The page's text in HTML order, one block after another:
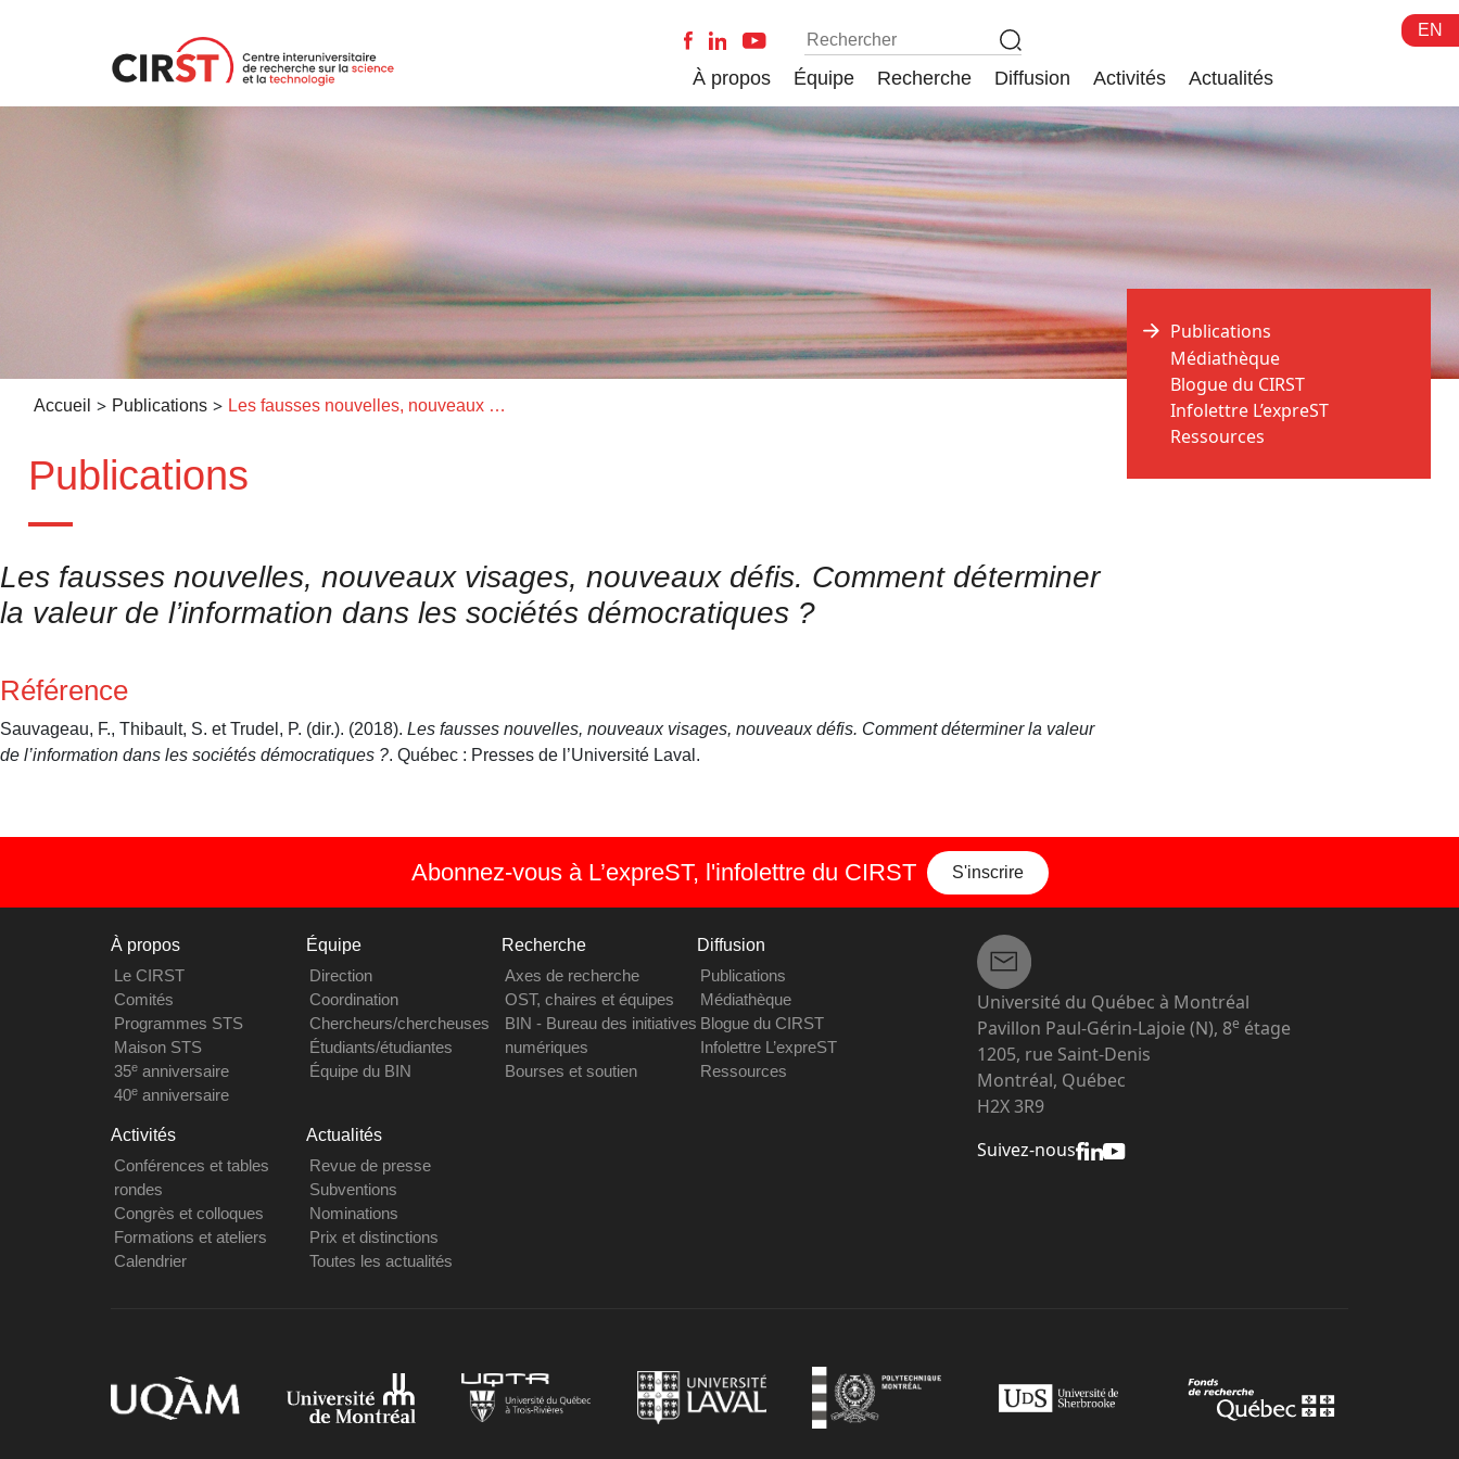
EN
À propos Équipe Recherche Diffusion Activités Actualités
Accueil > Publications > Les fausses nouvelles, nouveaux visages, nouveaux défis. Comment déterminer la valeur de l’information dans les sociétés démocratiques ?
Publications
Publications
Médiathèque
Blogue du CIRST
Infolettre L’expreST
Ressources
Les fausses nouvelles, nouveaux visages, nouveaux défis. Comment déterminer
la valeur de l’information dans les sociétés démocratiques ?
Référence
Sauvageau, F., Thibault, S. et Trudel, P. (dir.). (2018). Les fausses nouvelles, nouveaux visages, nouveaux défis. Comment déterminer la valeur
de l’information dans les sociétés démocratiques ?. Québec : Presses de l’Université Laval.
Abonnez-vous à L’expreST, l'infolettre du CIRST S'inscrire
À propos
Le CIRST
Comités
Programmes STS
Maison STS
35eanniversaire
40eanniversaire
Équipe
Direction
Coordination
Chercheurs/chercheuses
Étudiants/étudiantes
Équipe du BIN
Recherche
Axes de recherche
OST, chaires et équipes
BIN - Bureau des initiatives
numériques
Bourses et soutien
Diffusion
Publications
Médiathèque
Blogue du CIRST
Infolettre L’expreST
Ressources
Activités
Conférences et tables
rondes
Congrès et colloques
Formations et ateliers
Calendrier
Actualités
Revue de presse
Subventions
Nominations
Prix et distinctions
Toutes les actualités
Université du Québec à Montréal
Pavillon Paul-Gérin-Lajoie (N), 8e étage
1205, rue Saint-Denis
Montréal, Québec
H2X 3R9
Suivez-nous